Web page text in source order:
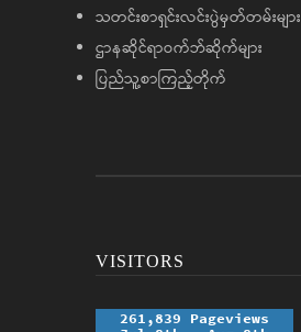
သတင်းစာရှင်းလင်းပွဲမှတ်တမ်းများ
ဌာနဆိုင်ရာဝက်ဘ်ဆိုက်များ
ပြည်သူ့စာကြည့်တိုက်
VISITORS